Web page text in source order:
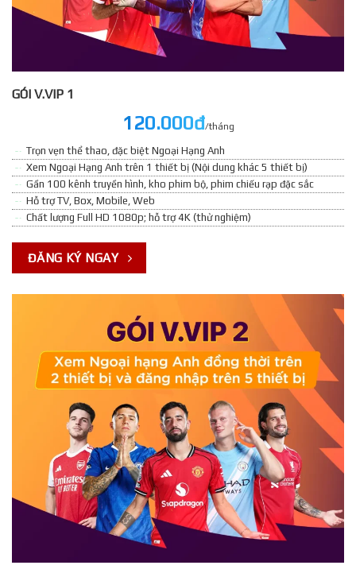
GÓI V.VIP 1
120.000đ/tháng
Trọn vẹn thể thao, đặc biệt Ngoại Hạng Anh
Xem Ngoại Hạng Anh trên 1 thiết bị (Nội dung khác 5 thiết bị)
Gần 100 kênh truyền hình, kho phim bộ, phim chiếu rạp đặc sắc
Hỗ trợ TV, Box, Mobile, Web
Chất lượng Full HD 1080p; hỗ trợ 4K (thử nghiệm)
ĐĂNG KÝ NGAY